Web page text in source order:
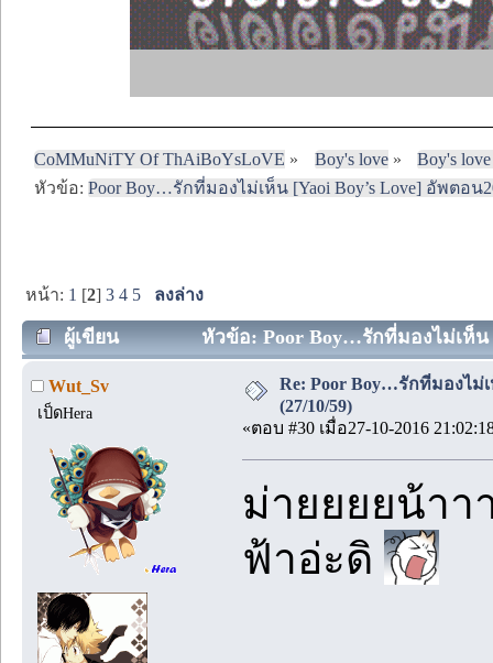
CoMMuNiTY Of ThAiBoYsLoVE » Boy's love»
Boy's
หัวข้อ:Poor Boy…รักที่มองไม่เห็น [Yaoi Boy’s Love] อัพตอน
หน้า: 1 [2]3 4 5 ลงล่าง
ผู้เขียน หัวข้อ: Poor Boy…รักที่มองไม่เห็น
Wut_Sv
เป็ดHera
Re: Poor Boy…รักที่มองไม่
(27/10/59)
«ตอบ #30 เมื่อ27-10-2016
ม่ายยยยน้าา
ฟ้าอ่ะดิ